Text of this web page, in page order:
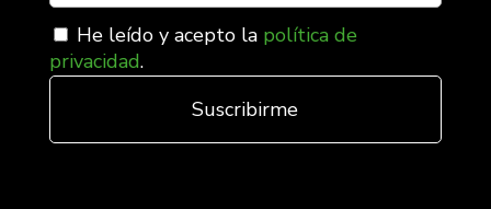
He leído y acepto la política de
privacidad.